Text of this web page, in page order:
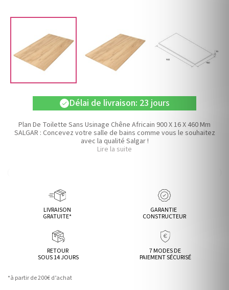
check Délai de livraison: 23 jours
Plan De Toilette Sans Usinage Chêne Africain 900 X 16 X 460 Mm
SALGAR : Concevez votre salle de bains comme vous le souhaitez
avec la qualité Salgar !
Lire la suite
LIVRAISON
GRATUITE*
GARANTIE
CONSTRUCTEUR
RETOUR
SOUS 14 JOURS
7 MODES DE
PAIEMENT SÉCURISÉ
*à partir de 200€ d’achat